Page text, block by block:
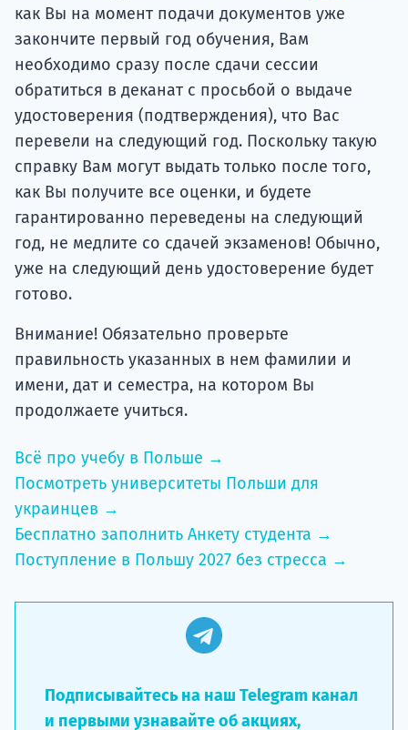
как Вы на момент подачи документов уже
закончите первый год обучения, Вам
необходимо сразу после сдачи сессии
обратиться в деканат с просьбой о выдаче
удостоверения (подтверждения), что Вас
перевели на следующий год. Поскольку такую
справку Вам могут выдать только после того,
как Вы получите все оценки, и будете
гарантированно переведены на следующий
год, не медлите со сдачей экзаменов! Обычно,
уже на следующий день удостоверение будет
готово.
Внимание! Обязательно проверьте
правильность указанных в нем фамилии и
имени, дат и семестра, на котором Вы
продолжаете учиться.
Всё про учебу в Польше →
Посмотреть университеты Польши для
украинцев →
Бесплатно заполнить Анкету студента →
Поступление в Польшу 2027 без стресса →
Подписывайтесь на наш Telegram канал
и первыми узнавайте об акциях,